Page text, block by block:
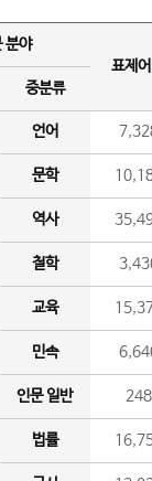
분야
표제
중분류
언어
문학
역사
철학
교육
민속
인문 일반 248
법률